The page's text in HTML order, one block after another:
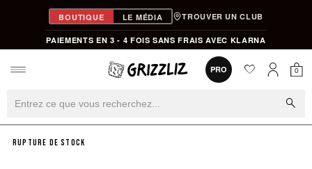
BOUTIQUE LE MÉDIA TROUVER UN CLUB
PAIEMENTS EN 3 - 4 FOIS SANS FRAIS AVEC KLARNA
PRO favorite0
0
search
RUPTURE DE STOCK